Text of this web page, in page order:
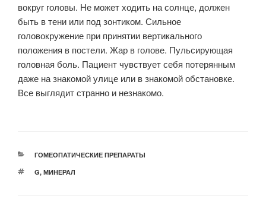
вокруг головы. Не может ходить на солнце, должен
быть в тени или под зонтиком. Сильное
головокружение при принятии вертикального
положения в постели. Жар в голове. Пульсирующая
головная боль. Пациент чувствует себя потерянным
даже на знакомой улице или в знакомой обстановке.
Все выглядит странно и незнакомо.
РУБРИКИ
ГОМЕОПАТИЧЕСКИЕ ПРЕПАРАТЫ
МЕТКИ
G, МИНЕРАЛ